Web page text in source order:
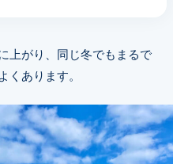
上がり、同じ冬でもまるで
あります。